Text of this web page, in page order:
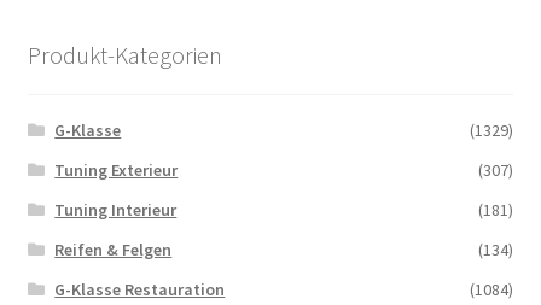
Produkt-Kategorien
G-Klasse
(1329)
Tuning Exterieur
(307)
Tuning Interieur
(181)
Reifen & Felgen
(134)
G-Klasse Restauration
(1084)